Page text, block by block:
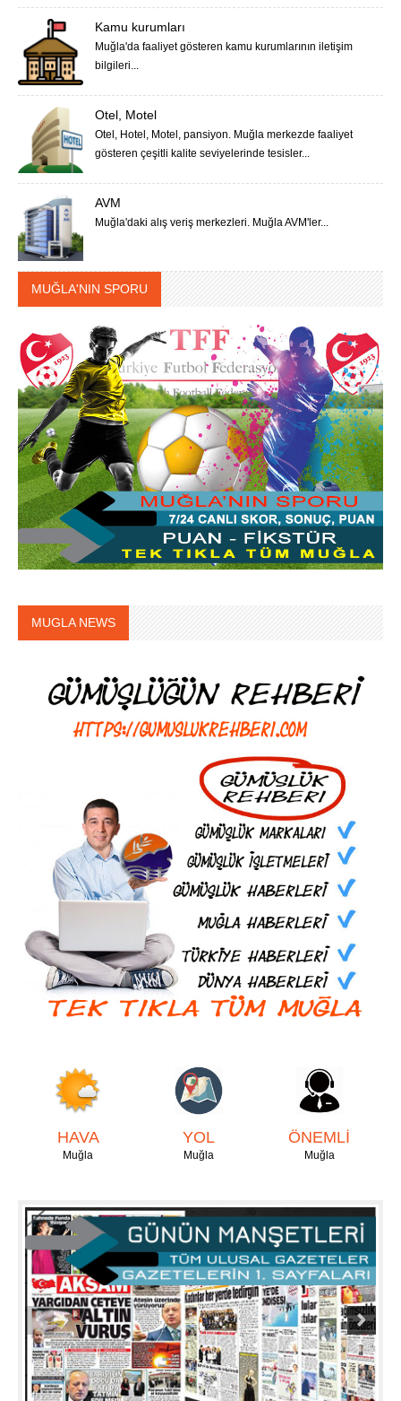
Kamu kurumları
Muğla'da faaliyet gösteren kamu kurumlarının iletişim
bilgileri...
Otel, Motel
Otel, Hotel, Motel, pansiyon. Muğla merkezde faaliyet
gösteren çeşitli kalite seviyelerinde tesisler...
AVM
Muğla'daki alış veriş merkezleri. Muğla AVM'ler...
MUĞLA'NIN SPORU
MUGLA NEWS
HAVA
Muğla
YOL
Muğla
ÖNEMLİ
Muğla